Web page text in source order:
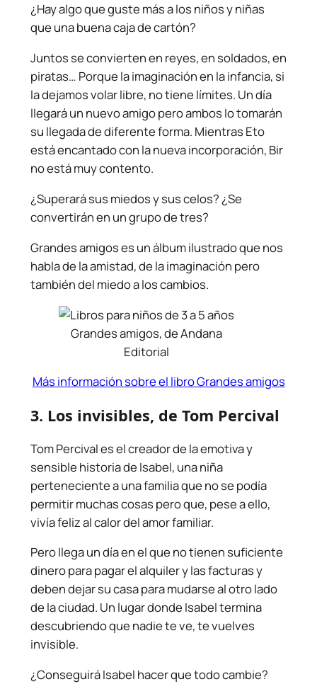
¿Hay algo que guste más a los niños y niñas
que una buena caja de cartón?
Juntos se convierten en reyes, en soldados, en
piratas… Porque la imaginación en la infancia, si
la dejamos volar libre, no tiene límites. Un día
llegará un nuevo amigo pero ambos lo tomarán
su llegada de diferente forma. Mientras Eto
está encantado con la nueva incorporación, Bir
no está muy contento.
¿Superará sus miedos y sus celos? ¿Se
convertirán en un grupo de tres?
Grandes amigos es un álbum ilustrado que nos
habla de la amistad, de la imaginación pero
también del miedo a los cambios.
Grandes amigos, de Andana
Editorial
Más información sobre el libro Grandes amigos
3. Los invisibles, de Tom Percival
Tom Percival es el creador de la emotiva y
sensible historia de Isabel, una niña
perteneciente a una familia que no se podía
permitir muchas cosas pero que, pese a ello,
vivía feliz al calor del amor familiar.
Pero llega un día en el que no tienen suficiente
dinero para pagar el alquiler y las facturas y
deben dejar su casa para mudarse al otro lado
de la ciudad. Un lugar donde Isabel termina
descubriendo que nadie te ve, te vuelves
invisible.
¿Conseguirá Isabel hacer que todo cambie?